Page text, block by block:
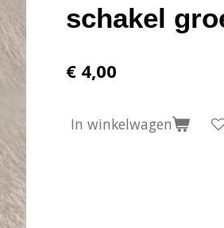
schakel
€ 4,00
In winkelwagen